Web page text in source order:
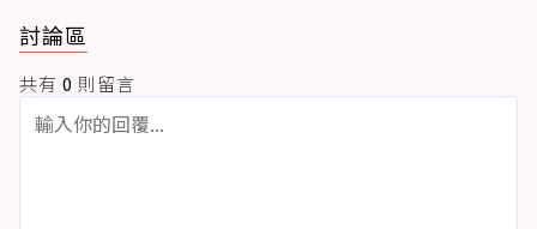
討論區
共有 0 則留言